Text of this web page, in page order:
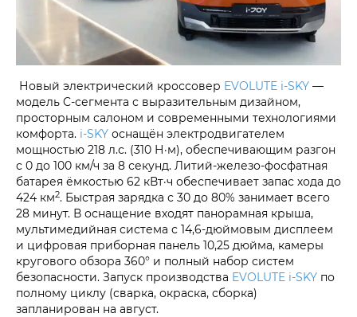
Новый электрический кроссовер EVOLUTE i‑SKY —
модель C-сегмента с выразительным дизайном,
просторным салоном и современными технологиями
комфорта. i‑SKY оснащён электродвигателем
мощностью 218 л.с. (310 Н·м), обеспечивающим разгон
с 0 до 100 км/ч за 8 секунд. Литий-железо-фосфатная
батарея ёмкостью 62 кВт·ч обеспечивает запас хода до
424 км2. Быстрая зарядка с 30 до 80% занимает всего
28 минут. В оснащение входят панорамная крыша,
мультимедийная система с 14,6-дюймовым дисплеем
и цифровая приборная панель 10,25 дюйма, камеры
кругового обзора 360° и полный набор систем
безопасности. Запуск производства EVOLUTE i‑SKY по
полному циклу (сварка, окраска, сборка)
запланирован на август.